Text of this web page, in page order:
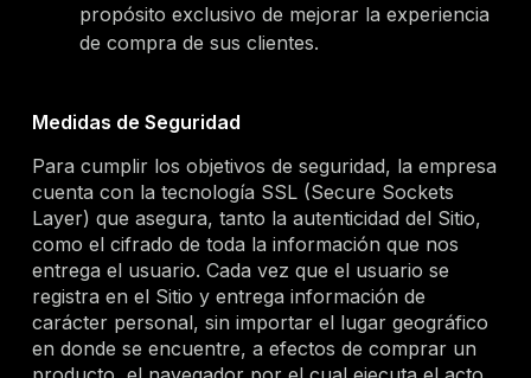
propósito exclusivo de mejorar la experiencia
de compra de sus clientes.
Medidas de Seguridad
Para cumplir los objetivos de seguridad, la empresa
cuenta con la tecnología SSL (Secure Sockets
Layer) que asegura, tanto la autenticidad del Sitio,
como el cifrado de toda la información que nos
entrega el usuario. Cada vez que el usuario se
registra en el Sitio y entrega información de
carácter personal, sin importar el lugar geográfico
en donde se encuentre, a efectos de comprar un